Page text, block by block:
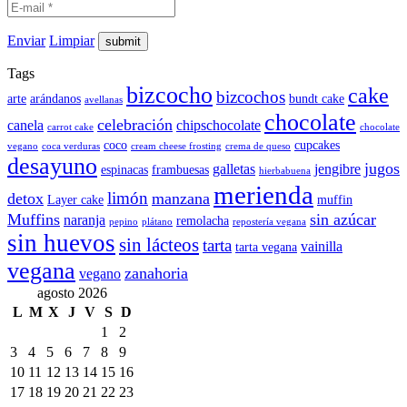
Enviar Limpiar
Tags
arte arándanos avellanas bizcocho bizcochos bundt cake cake
canela carrot cake celebración chipschocolate chocolate chocolate
vegano coca verduras coco cream cheese frosting crema de queso cupcakes
desayuno espinacas frambuesas galletas hierbabuena jengibre jugos
detox Layer cake limón manzana merienda muffin
Muffins naranja pepino plátano remolacha repostería vegana sin azúcar
sin huevos sin lácteostarta tarta vegana vainilla
vegana vegano zanahoria
agosto 2026
L M X J V S D
1
2
3
4 5 6 7 8
9
10 11 12 13 14 15 16
17 18 19 20 21 22 23